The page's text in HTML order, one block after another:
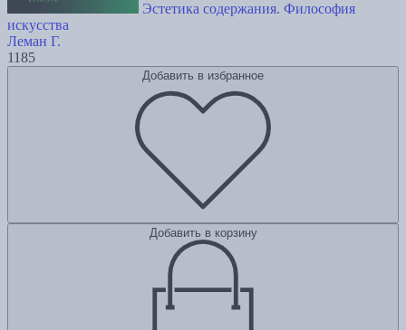
Эстетика содержания. Философия
искусства
Леман Г.
1185
Добавить в избранное
Добавить в корзину